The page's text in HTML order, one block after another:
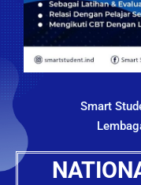
Smart